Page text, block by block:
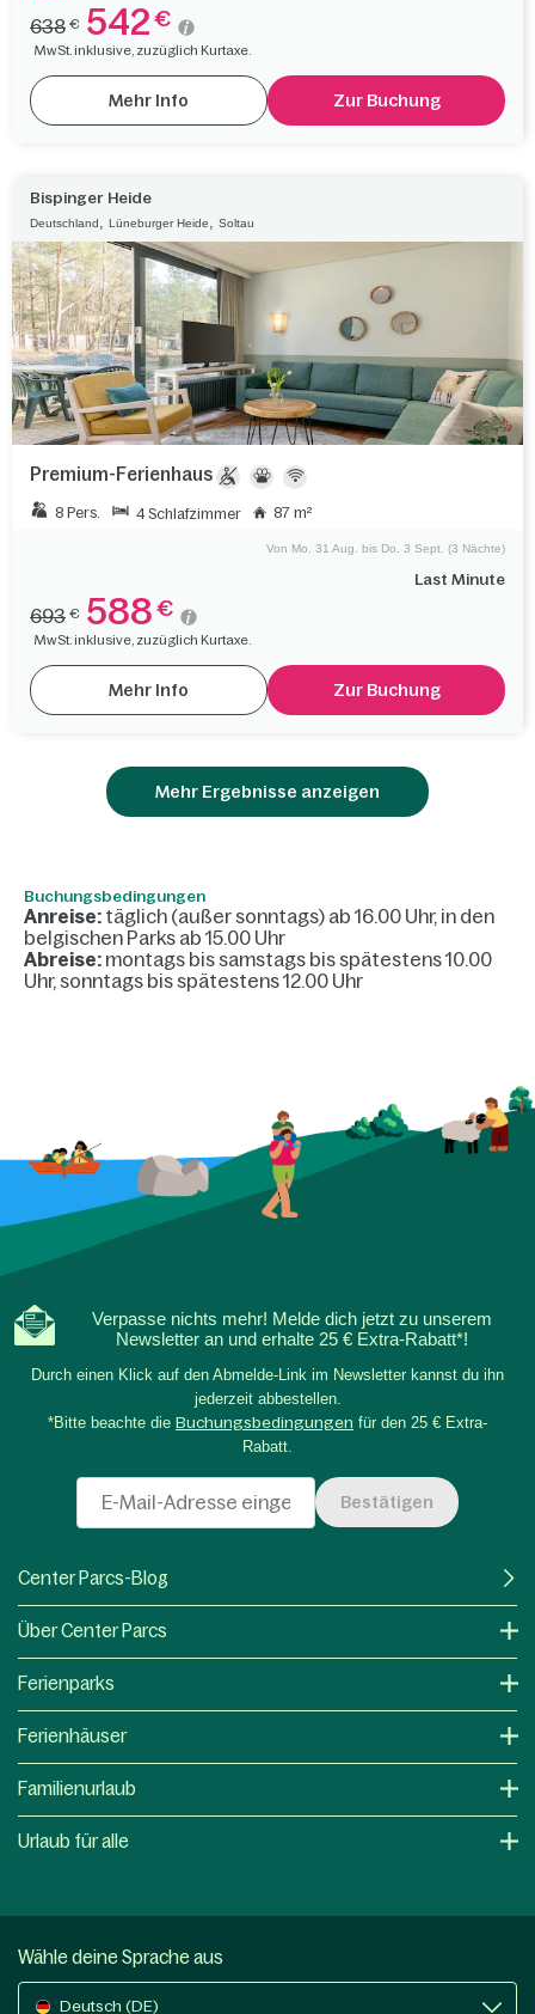
638 € 542 €
MwSt. inklusive, zuzüglich Kurtaxe.
Mehr Info Zur Buchung
Bispinger Heide
Deutschland Lüneburger Heide Soltau
Premium-Ferienhaus
8 Pers. 4 Schlafzimmer 87 m²
Last Minute
Von Mo. 31 Aug. bis Do. 3 Sept. (3 Nächte)
693 € 588 €
MwSt. inklusive, zuzüglich Kurtaxe.
Mehr Info Zur Buchung
Mehr Ergebnisse anzeigen
Buchungsbedingungen
Anreise: täglich (außer sonntags) ab 16.00 Uhr, in den
belgischen Parks ab 15.00 Uhr
Abreise: montags bis samstags bis spätestens 10.00
Uhr, sonntags bis spätestens 12.00 Uhr
Verpasse nichts mehr! Melde dich jetzt zu unserem
Newsletter an und erhalte 25 € Extra-Rabatt*!
Durch einen Klick auf den Abmelde-Link im Newsletter kannst du ihn
jederzeit abbestellen.
*Bitte beachte die Buchungsbedingungen für den 25 € Extra-
Rabatt.
Bestätigen
Center Parcs-Blog
Über Center Parcs
Ferienparks
Ferienhäuser
Familienurlaub
Urlaub für alle
Wähle deine Sprache aus
Deutsch (DE)